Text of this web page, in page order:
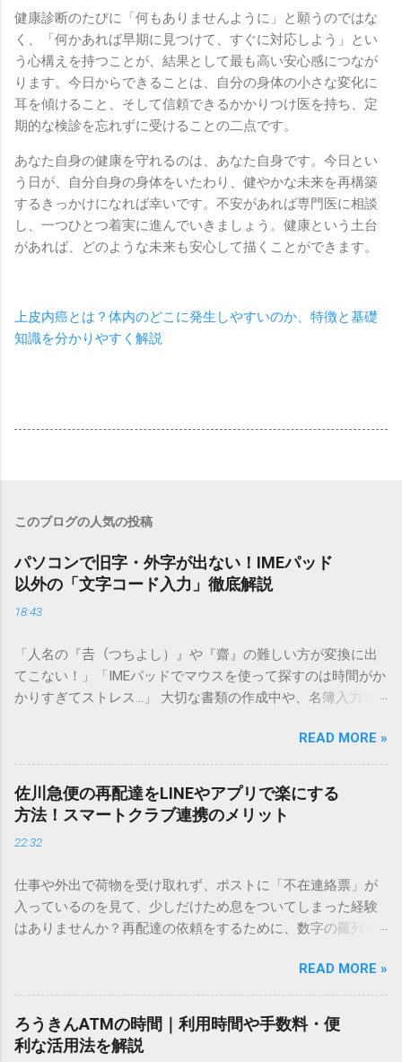
健康診断のたびに「何もありませんように」と願うのではな
く、「何かあれば早期に見つけて、すぐに対応しよう」とい
う心構えを持つことが、結果として最も高い安心感につなが
ります。今日からできることは、自分の身体の小さな変化に
耳を傾けること、そして信頼できるかかりつけ医を持ち、定
期的な検診を忘れずに受けることの二点です。
あなた自身の健康を守れるのは、あなた自身です。今日とい
う日が、自分自身の身体をいたわり、健やかな未来を再構築
するきっかけになれば幸いです。不安があれば専門医に相談
し、一つひとつ着実に進んでいきましょう。健康という土台
があれば、どのような未来も安心して描くことができます。
上皮内癌とは？体内のどこに発生しやすいのか、特徴と基礎
知識を分かりやすく解説
このブログの人気の投稿
パソコンで旧字・外字が出ない！IMEパッド
以外の「文字コード入力」徹底解説
18:43
「人名の『𠮷（つちよし）』や『齋』の難しい方が変換に出
てこない！」「IMEパッドでマウスを使って探すのは時間がか
かりすぎてストレス…」 大切な書類の作成中や、名簿入力を
てしまいますよね。多くの人が「IMEパッド（手書き入力）」
を使いますが、実はマウスで一画ずつ書くのは非効率です
し、似た漢字が多すぎて結局見つからないことも少なくあり
ません。 そこで今回は、IMEパッドを使わずに、特定のコー
ドを打ち込むだけで一瞬で旧字や外字、特殊記号を呼び出す
「文字コード入力」のテクニックを詳しく解説します。 この
必要はありません。 1. なぜ「変換」しても旧字・外字が出て
こないのか？ そもそも、なぜ普通の変換で出てこない漢字が
あるのでしょうか。その理由は、パソコンが文字を認識する
は、JIS規格（日本産業規格）によって「第1水準」「第2水
準」といった形で整理されています。しかし、人名や地名に
使われる非常に古い漢字（旧字）や、特定の組織だけで作ら
れた「外字」は、この一般的な変換リストに含まれていない
READ MORE »
佐川急便の再配達をLINEやアプリで楽にする
方法！スマートクラブ連携のメリット
22:32
仕事や外出で荷物を受け取れず、ポストに「不在連絡票」が
入っているのを見て、少しだけため息をついてしまった経験
はありませんか？再配達の依頼をするために、数字の羅列を
ことに申し訳なさを感じたりすることもあるかもしれませ
ん。 「もっとスムーズに、自分のタイミングで受け取りた
い」 「わざわざ電話をかけずに、スマホ一つで完結させた
い」 そんな願いを叶えてくれるのが、佐川急便の会員制サー
ビス「スマートクラブ」と、LINEや公式アプリの連携です。
READ MORE »
ろうきんATMの時間｜利用時間や手数料・便
利な活用法を解説